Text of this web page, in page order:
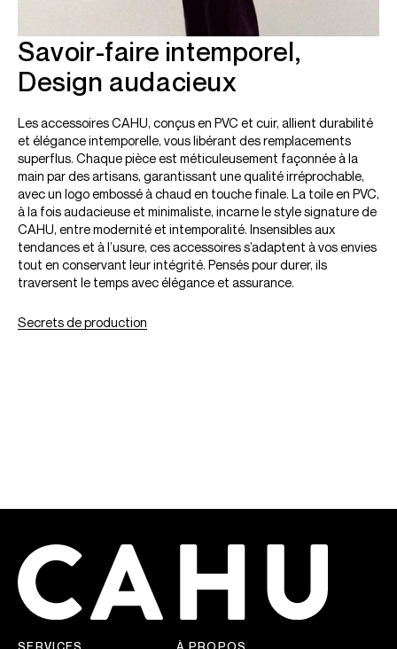
Savoir-faire intemporel,
Design audacieux
Les accessoires CAHU, conçus en PVC et cuir, allient durabilité
et élégance intemporelle, vous libérant des remplacements
superflus. Chaque pièce est méticuleusement façonnée à la
main par des artisans, garantissant une qualité irréprochable,
avec un logo embossé à chaud en touche finale. La toile en PVC,
à la fois audacieuse et minimaliste, incarne le style signature de
CAHU, entre modernité et intemporalité. Insensibles aux
tendances et à l’usure, ces accessoires s’adaptent à vos envies
tout en conservant leur intégrité. Pensés pour durer, ils
traversent le temps avec élégance et assurance.
Secrets de production